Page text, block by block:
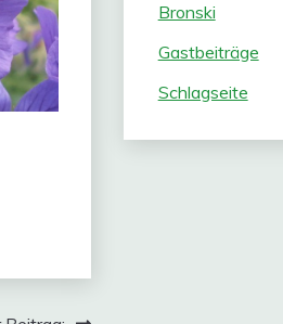
Bronski
Gastbeiträge
Schlagseite